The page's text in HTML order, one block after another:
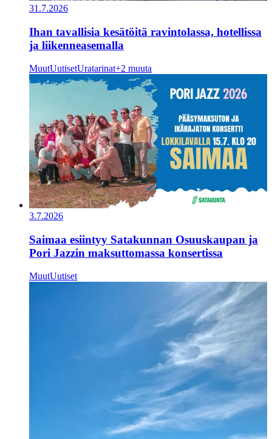
31.7.2026
Ihan tavallisia kesätöitä ravintolassa, hotellissa
ja liikenneasemalla
MuutUutisetUratarinat+2 muuta
3.7.2026
Saimaa esiintyy Satakunnan Osuuskaupan ja
Pori Jazzin maksuttomassa konsertissa
MuutUutiset